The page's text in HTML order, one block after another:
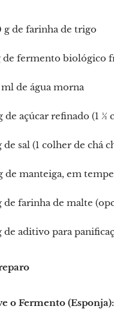
g de farinha de trigo
de fermento biológico
ml de água morna
de açúcar refinado (1 ½
de sal (1 colher de chá
de manteiga, em
de farinha de malte
de aditivo para
o Fermento (Esponja):